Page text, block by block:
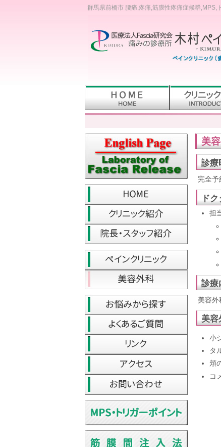
群馬県前橋市 腰痛,疼痛,筋膜性疼痛症候群,MPS,
美
診療
完全
ド
担
診療
美容外
美容
小
タ
頬
コ